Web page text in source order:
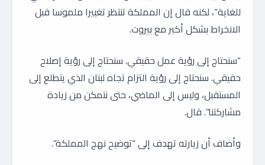
للغاية”، لكنه قال إن المملكة تنتظر تغييرا ملموسا قبل
الانخراط بشكل أكبر مع بيروت.
“سنحتاج إلى رؤية عمل حقيقي. سنحتاج إلى رؤية إصلاح
حقيقي. سنحتاج إلى رؤية التزام تجاه لبنان الذي يتطلع إلى
المستقبل، وليس إلى الماضي، حتى نتمكن من زيادة
مشاركتنا”. قال.
وأضاف أن زيارته تهدف إلى “توضيح نهج المملكة”.